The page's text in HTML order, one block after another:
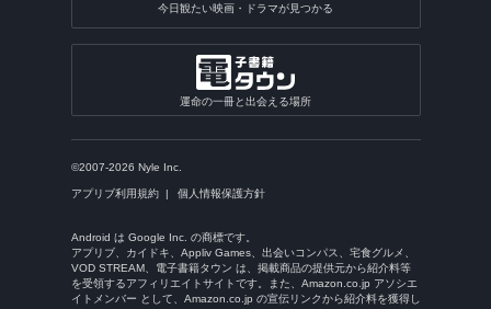
今日観たい映画・ドラマが見つかる
運命の一冊と出会える場所
©2007-2026 Nyle Inc.
アプリブ利用規約 個人情報保護方針
Android は Google Inc. の商標です。
アプリブ、カイドキ、Appliv Games、出会いコンパス、宅食グルメ、
VOD STREAM、電子書籍タウン は、掲載商品の提供元から紹介料等
を受領するアフィリエイトサイトです。また、Amazon.co.jp アソシエ
イトメンバー として、Amazon.co.jp の宣伝リンクから紹介料を獲得し